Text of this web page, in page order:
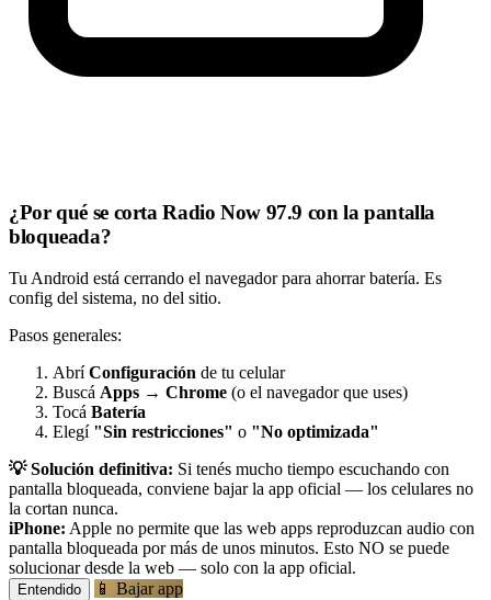
¿Por qué se corta Radio Now 97.9 con la pantalla
bloqueada?
Tu Android está cerrando el navegador para ahorrar batería. Es
config del sistema, no del sitio.
Pasos generales:
AbríConfiguración de tu celular
Buscá Apps → Chrome (o el navegador que uses)
Tocá Batería
Elegí "Sin restricciones" o "No optimizada"
💡 Solución definitiva: Si tenés mucho tiempo escuchando con
pantalla bloqueada, conviene bajar la app oficial — los celulares no
la cortan nunca.
iPhone: Apple no permite que las web apps reproduzcan audio con
pantalla bloqueada por más de unos minutos. Esto NO se puede
solucionar desde la web — solo con la app oficial.
Entendido 📱 Bajar app